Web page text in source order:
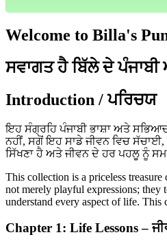
Welcome to Billa's
ਸਵਾਗਤ ਹੈ ਬਿੱਲੇ ਦੇ
Introduction / ਪਰਿਚਯ
ਇਹ ਸੰਗ੍ਰਹਿ ਪੰਜਾਬੀ ਭਾਸ਼ਾ ਅਤੇ
ਨਹੀਂ, ਸਗੋਂ ਇਹ ਸਾਡੇ ਜੀਵਨ ਵਿਚ
ਸਿੱਖਣਾ ਹੈ ਅਤੇ ਜੀਵਨ ਦੇ ਹਰ ਪਹਲੂ ਨੂੰ
This collection is a priceless
not merely playful expressions; they
understand every aspect of life. This
Chapter 1: Life Lessons –